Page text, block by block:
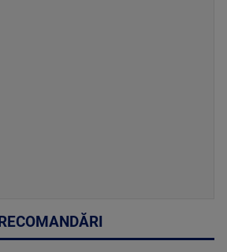
RECOMANDĂRI